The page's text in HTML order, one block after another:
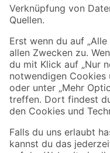
Sicher einkaufen
Jetzt die toom-App
Alle Preisangaben in EUR inkl.